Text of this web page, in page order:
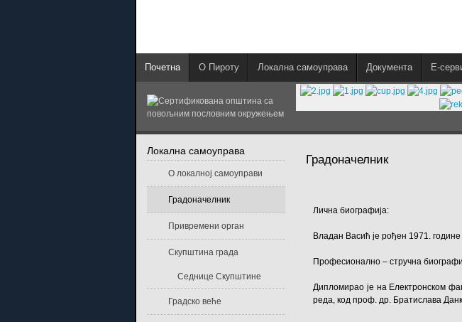
Почетна О Пироту Локална самоуправа Документа E-
Градоначелник
Лична биографија:
Владан Васић је рођен 1971.
Професионално – стручна
Дипломирао је на Електронском
реда, код проф. др. Братислава
Локална самоуправа
О локалној самоуправи
Градоначелник
Привремени орган
Скупштина града
Седнице Скупштине
Градско веће